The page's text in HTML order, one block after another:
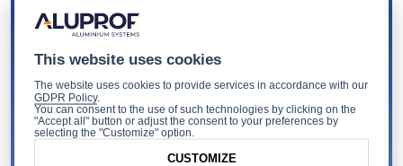
This website uses cookies
The website uses cookies to provide services in accordance with our
GDPR Policy.
You can consent to the use of such technologies by clicking on the
"Accept all" button or adjust the consent to your preferences by
selecting the "Customize" option.
CUSTOMIZE